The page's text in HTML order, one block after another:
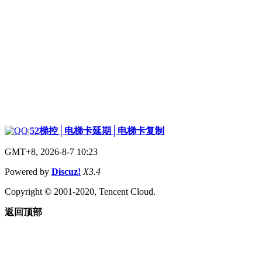
|52梯控│电梯卡延期│电梯卡复制
GMT+8, 2026-8-7 10:23
Powered by Discuz! X3.4
Copyright © 2001-2020, Tencent Cloud.
返回顶部